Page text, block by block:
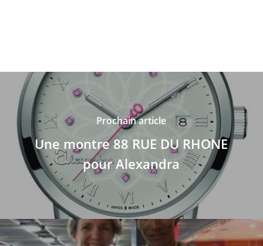
Prochain article
Une montre 88 RUE DU RHONE
pour Alexandra